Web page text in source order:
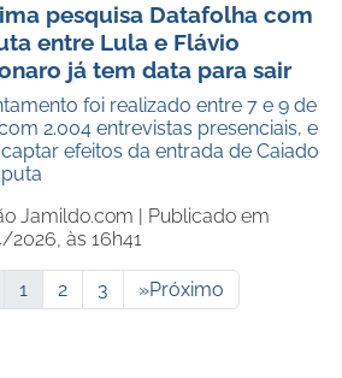
pesquisa Datafolha com
entre Lula e Flávio
já tem data para sair
foi realizado entre 7 e 9 de
2.004 entrevistas presenciais, e
efeitos da entrada de Caiado
Jamildo.com | Publicado em
2026, às 16h41
1 2 3 »Próximo